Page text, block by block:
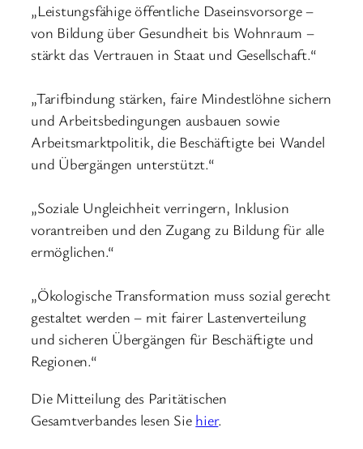
„Leistungsfähige öffentliche Daseinsvorsorge –
von Bildung über Gesundheit bis Wohnraum –
stärkt das Vertrauen in Staat und Gesellschaft.“
„Tarifbindung stärken, faire Mindestlöhne sichern
und Arbeitsbedingungen ausbauen sowie
Arbeitsmarktpolitik, die Beschäftigte bei Wandel
und Übergängen unterstützt.“
„Soziale Ungleichheit verringern, Inklusion
vorantreiben und den Zugang zu Bildung für alle
ermöglichen.“
„Ökologische Transformation muss sozial gerecht
gestaltet werden – mit fairer Lastenverteilung
und sicheren Übergängen für Beschäftigte und
Regionen.“
Die Mitteilung des Paritätischen
Gesamtverbandes lesen Sie hier.